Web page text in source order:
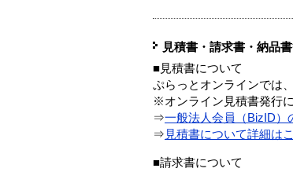
見積書・請求書・納品
■見積書について
ぷらっとオンラインでは
※オンライン見積書発行
⇒一般法人会員（BizID）
⇒ 見積書について詳細は
■請求書について